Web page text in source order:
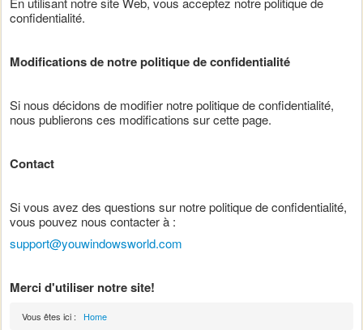
confidentialité.
Modifications de notre politique de confidentialité
Si nous décidons de modifier notre politique de confidentialité,
nous publierons ces modifications sur cette page.
Contact
Si vous avez des questions sur notre politique de confidentialité,
vous pouvez nous contacter à :
support@youwindowsworld.com
Merci d'utiliser notre site!
Vous êtes ici : Home